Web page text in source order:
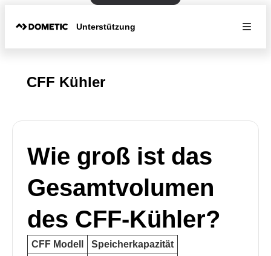
Unterstützung
CFF Kühler
Wie groß ist das
Gesamtvolumen
des CFF-Kühler?
CFF Modell
Speicherkapazität